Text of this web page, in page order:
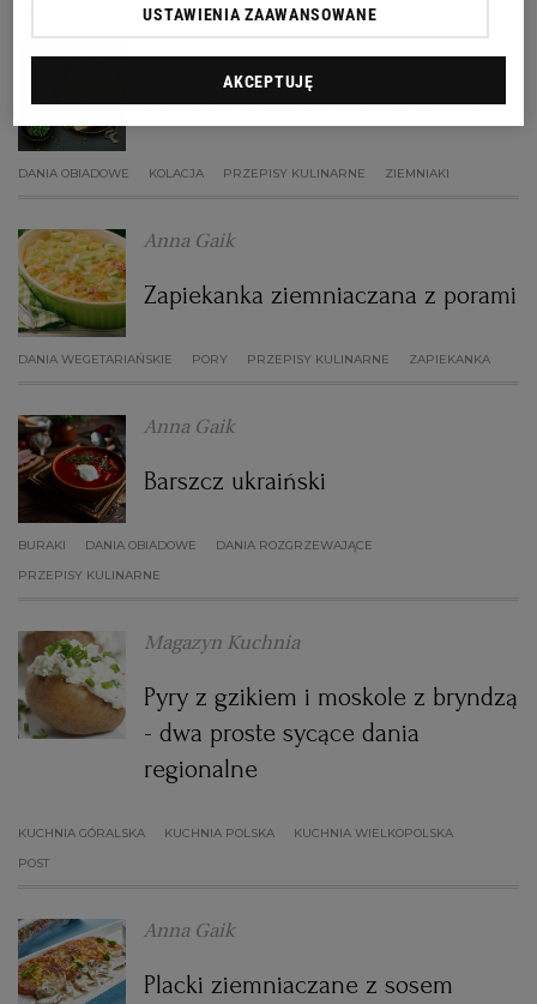
SOSNOWIEC
TRÓJMIASTO
WAŁBRZYCH
WARSZAWA
ZIELONA GÓRA
Anna Gaik
Krokiety ziemniaczano-warzywne
DANIA OBIADOWE KOLACJA PRZEPISY KULINARNE ZIEMNIAKI
Anna Gaik
Zapiekanka ziemniaczana z porami
DANIA WEGETARIAŃSKIE PORY PRZEPISY KULINARNE ZAPIEKANKA
Anna Gaik
Barszcz ukraiński
BURAKI DANIA OBIADOWE
DANIA ROZGRZEWAJĄCE
PRZEPISY KULINARNE
Magazyn Kuchnia
Pyry z gzikiem i moskole z bryndzą
- dwa proste sycące dania
regionalne
KUCHNIA GÓRALSKA KUCHNIA POLSKA
KUCHNIA WIELKOPOLSKA
POST
Anna Gaik
Placki ziemniaczane z sosem
USTAWIENIA ZAAWANSOWANE
AKCEPTUJĘ